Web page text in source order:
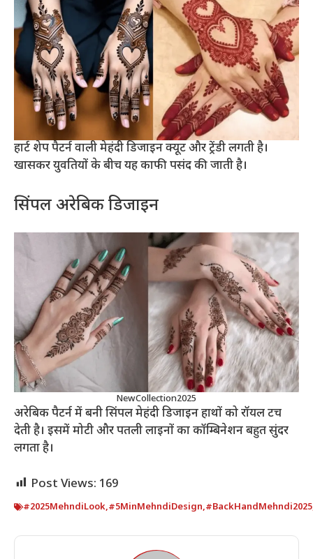
हार्ट शेप पैटर्न वाली मेहंदी डिजाइन क्यूट और ट्रेंडी लगती है।
खासकर युवतियों के बीच यह काफी पसंद की जाती है।
सिंपल अरेबिक डिजाइन
NewCollection2025
अरेबिक पैटर्न में बनी सिंपल मेहंदी डिजाइन हाथों को रॉयल टच
देती है। इसमें मोटी और पतली लाइनों का कॉम्बिनेशन बहुत सुंदर
लगता है।
Post Views: 169
#2025MehndiLook,#5MinMehndiDesign,#BackHandMehndi2025